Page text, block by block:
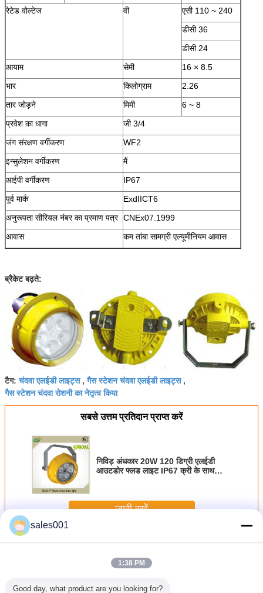
रेटेड वोल्टेज
वी
एसी 110 ~ 240
डीसी 36
डीसी 24
आयाम
सेमी
16 × 8.5
भार
किलोग्राम
2.26
तार जोड़ने
मिमी
6 ~ 8
प्रवेश का धागा
जी 3/4
जंग संरक्षण वर्गीकरण
WF2
इन्सुलेशन वर्गीकरण
मैं
आईपी ​​वर्गीकरण
IP67
पूर्व मार्क
ExdⅡCT6
अनुरूपता सीरियल नंबर का प्रमाण पत्र CNEx07.1999
आवास
कम तांबा सामग्री एल्यूमीनियम आवास
ब्रैकेट बढ़ते:
टैग:चंदवा एलईडी लाइट्स,गैस स्टेशन चंदवा एलईडी लाइट्स,
गैस स्टेशन चंदवा रोशनी का नेतृत्व किया
सबसे उत्तम प्रतिदान प्राप्त करें
निविड़ अंधकार 20W 120 डिग्री एलईडी
आउटडोर फ्लड लाइट IP67 क्री के साथ
जारी रखें
अधिकगैस स्टेशन चंदवा एलईडी प्रकाश
sales001
1:38 PM
Good day, what product are you looking for?